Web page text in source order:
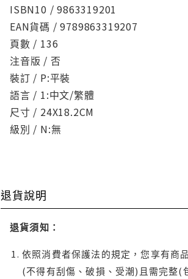
ISBN10 / 9863319201
EAN貨碼 / 9789863319207
頁數 / 136
注音版 / 否
裝訂 / P:平裝
語言 / 1:中文/繁體
尺寸 / 24X18.2CM
級別 / N:無
退貨說明
退貨須知：
依照消費者保護法的規定，您享有商
(不得有刮傷、破損、受潮)且需完整(